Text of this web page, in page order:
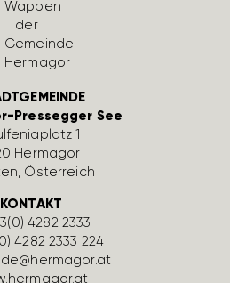
Pressegger See
1
Hermagor
Öster­reich
KONTAKT
4282 2333
4282 2333 224